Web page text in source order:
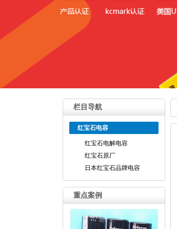
栏目导航
红宝石电容
红宝石电解电容
红宝石原厂
日本红宝石品牌电容
重点案例